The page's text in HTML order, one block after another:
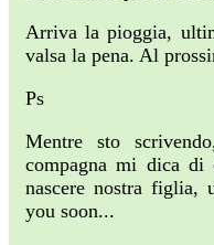
Arriva la pioggia,
valsa la pena. Al
Ps
Mentre sto
compagna mi dica di
nascere nostra figlia,
you soon...